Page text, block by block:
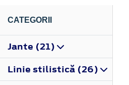
CATEGORII
Jante (21)
Linie stilistică (26)